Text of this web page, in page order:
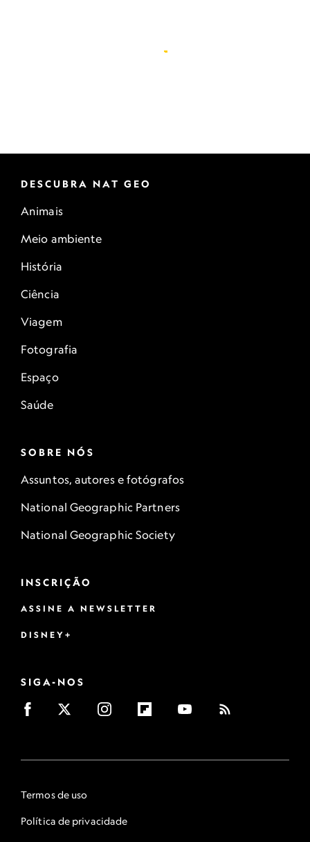
DESCUBRA NAT GEO
Animais
Meio ambiente
História
Ciência
Viagem
Fotografia
Espaço
Saúde
SOBRE NÓS
Assuntos, autores e fotógrafos
National Geographic Partners
National Geographic Society
INSCRIÇÃO
ASSINE A NEWSLETTER
DISNEY+
SIGA-NOS
Termos de uso
Política de privacidade